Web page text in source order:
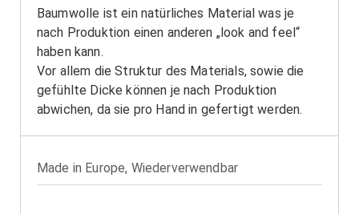
Baumwolle ist ein natürliches Material was je
nach Produktion einen anderen „look and feel“
haben kann.
Vor allem die Struktur des Materials, sowie die
gefühlte Dicke können je nach Produktion
abwichen, da sie pro Hand in gefertigt werden.
Made in Europe, Wiederverwendbar